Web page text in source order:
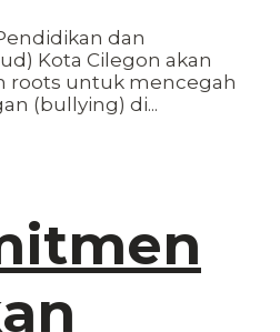
dan
Kota Cilegon akan
roots untuk mencegah
(bullying) di...